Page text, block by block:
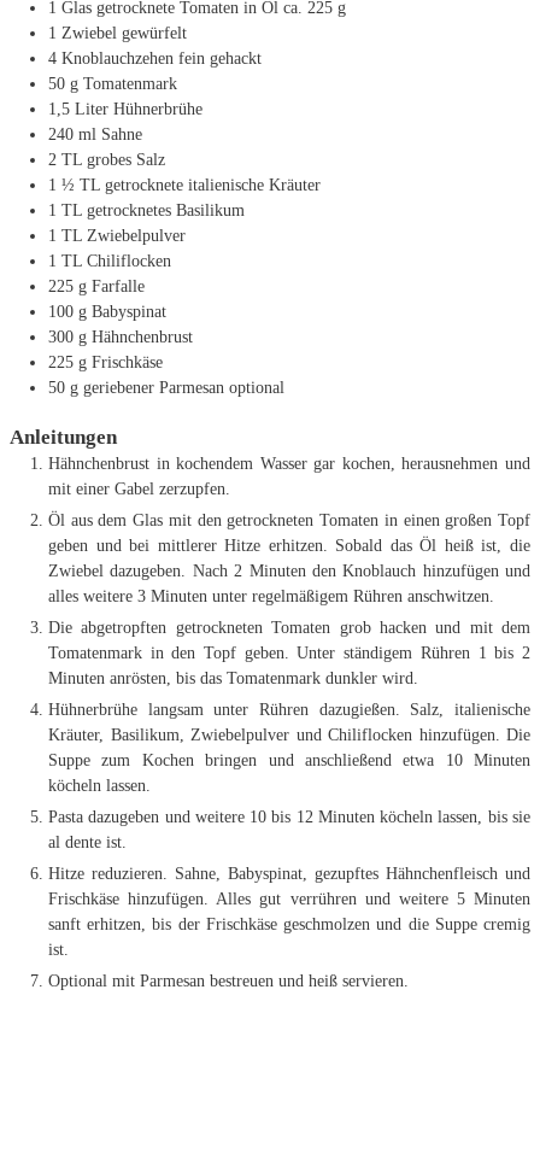
1 Glas getrocknete Tomaten in Öl ca. 225 g
1 Zwiebel gewürfelt
4 Knoblauchzehen fein gehackt
50 g Tomatenmark
1,5 Liter Hühnerbrühe
240 ml Sahne
2 TL grobes Salz
1 ½ TL getrocknete italienische Kräuter
1 TL getrocknetes Basilikum
1 TL Zwiebelpulver
1 TL Chiliflocken
225 g Farfalle
100 g Babyspinat
300 g Hähnchenbrust
225 g Frischkäse
50 g geriebener Parmesan optional
Anleitungen
Hähnchenbrust in kochendem Wasser gar kochen, herausnehmen und
mit einer Gabel zerzupfen.
Öl aus dem Glas mit den getrockneten Tomaten in einen großen Topf
geben und bei mittlerer Hitze erhitzen. Sobald das Öl heiß ist, die
Zwiebel dazugeben. Nach 2 Minuten den Knoblauch hinzufügen und
alles weitere 3 Minuten unter regelmäßigem Rühren anschwitzen.
Die abgetropften getrockneten Tomaten grob hacken und mit dem
Tomatenmark in den Topf geben. Unter ständigem Rühren 1 bis 2
Minuten anrösten, bis das Tomatenmark dunkler wird.
Hühnerbrühe langsam unter Rühren dazugießen. Salz, italienische
Kräuter, Basilikum, Zwiebelpulver und Chiliflocken hinzufügen. Die
Suppe zum Kochen bringen und anschließend etwa 10 Minuten
köcheln lassen.
Pasta dazugeben und weitere 10 bis 12 Minuten köcheln lassen, bis sie
al dente ist.
Hitze reduzieren. Sahne, Babyspinat, gezupftes Hähnchenfleisch und
Frischkäse hinzufügen. Alles gut verrühren und weitere 5 Minuten
sanft erhitzen, bis der Frischkäse geschmolzen und die Suppe cremig
ist.
Optional mit Parmesan bestreuen und heiß servieren.